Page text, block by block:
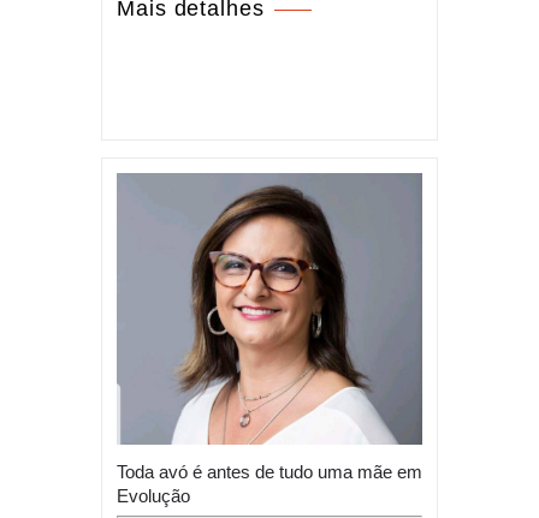
Mais detalhes
Toda avó é antes de tudo uma mãe em
Evolução